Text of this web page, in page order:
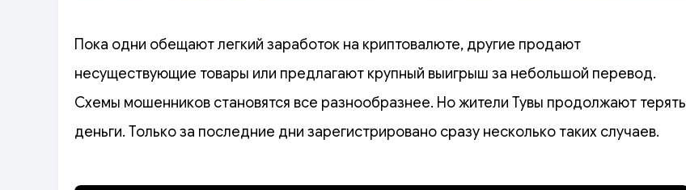
Пока одни обещают легкий заработок на криптовалюте, другие продают
несуществующие товары или предлагают крупный выигрыш за небольшой перевод.
Схемы мошенников становятся все разнообразнее. Но жители Тувы продолжают терять
деньги. Только за последние дни зарегистрировано сразу несколько таких случаев.